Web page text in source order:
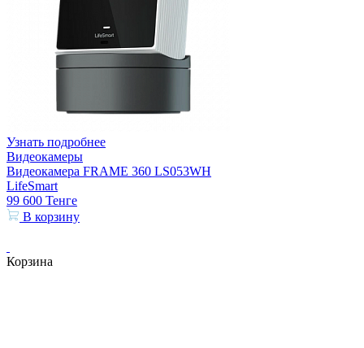
Узнать подробнее
Видеокамеры
Видеокамера FRAME 360 LS053WH
LifeSmart
99 600 Тенге
В корзину
Корзина